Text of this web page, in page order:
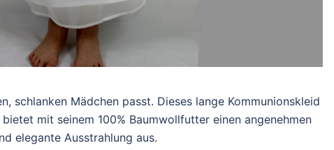
schlanken Mädchen passt. Dieses lange Kommunionskleid
mit seinem 100% Baumwollfutter einen angenehmen
elegante Ausstrahlung aus.